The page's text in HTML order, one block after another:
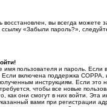
вы всегда можете
«Забыли пароль?»,
имя пользователя и пароль.
включена поддержка COPPA,
инструкциям. Если это
чтобы все новые
как они смогут в них войти. Эта
вами при регистрации